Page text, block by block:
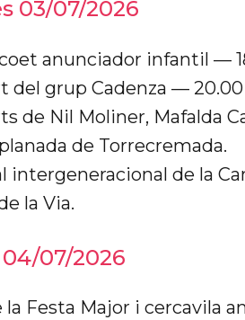
03/07/2026
anunciador infantil —
del grup Cadenza —
de Nil Moliner, Mafalda
de Torrecremada.
intergeneracional de la
la Via.
07/2026
la Festa Major i cercavila